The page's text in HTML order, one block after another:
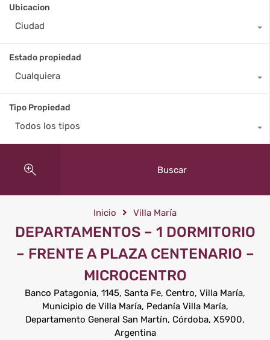
Ubicacion
Ciudad
Estado propiedad
Cualquiera
Tipo Propiedad
Todos los tipos
Buscar
Inicio Villa María
DEPARTAMENTOS – 1 DORMITORIO
– FRENTE A PLAZA CENTENARIO –
MICROCENTRO
Banco Patagonia, 1145, Santa Fe, Centro, Villa María,
Municipio de Villa María, Pedanía Villa María,
Departamento General San Martín, Córdoba, X5900,
Argentina